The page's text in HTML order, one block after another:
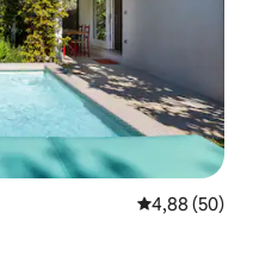
4,88 av 5 i
4,88 (50)